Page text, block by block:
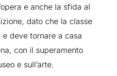
e anche la sfida al
dato che la classe
e deve tornare a casa
con il superamento
e sull’arte.